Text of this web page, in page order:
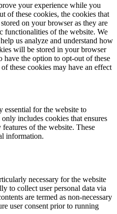
your experience while you
of these cookies, the cookies that
on your browser as they are
functionalities of the website. We
us analyze and understand how
will be stored in your browser
the option to opt-out of these
these cookies may have an effect
essential for the website to
includes cookies that ensures
of the website. These
information.
necessary for the website
to collect user personal data via
are termed as non-necessary
user consent prior to running